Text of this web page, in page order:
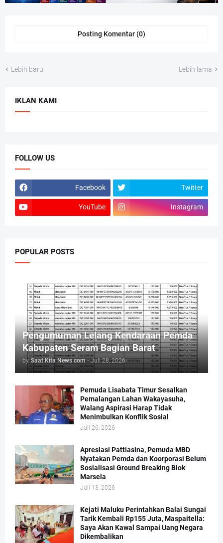
Posting Komentar (0)
Lebih baru Lebih lama
IKLAN KAMI
FOLLOW US
Facebook Twitter
YouTube Instagram
POPULAR POSTS
Pengumuman Lelang Kendaraan Pemda
Kabupaten Seram Bagian Barat
by Saat Kita News com - Juli 28, 2026
Pemuda Lisabata Timur Sesalkan
Pemalangan Lahan Wakayasuha,
Walang Aspirasi Harap Tidak
Menimbulkan Konflik Sosial
Juli 26, 2026
Apresiasi Pattiasina, Pemuda MBD
Nyatakan Pemda dan Koorporasi Belum
Sosialisasi Ground Breaking Blok
Marsela
Juli 13, 2026
Kejati Maluku Perintahkan Balai Sungai
Tarik Kembali Rp155 Juta, Maspaitella:
Saya Akan Kawal Sampai Uang Negara
Dikembalikan